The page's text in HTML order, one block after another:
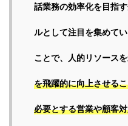
話業務の効率化を目指
ルとして注目を集めて
ことで、人的リソース
を飛躍的に向上させる
必要とする営業や顧客